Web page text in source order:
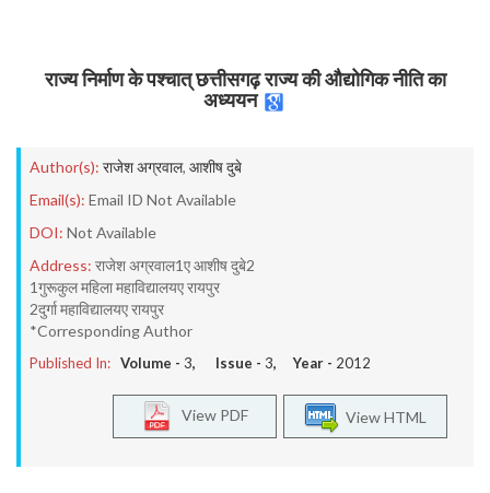
राज्य निर्माण के पश्चात् छत्तीसगढ़ राज्य की औद्योगिक नीति का
अध्ययन
Author(s): राजेश अग्रवाल, आशीष दुबे
Email(s): Email ID Not Available
DOI: Not Available
Address: राजेश अग्रवाल1ए आशीष दुबे2
1गुरूकुल महिला महाविद्यालयए रायपुर
2दुर्गा महाविद्यालयए रायपुर
*Corresponding Author
Published In: Volume - 3, Issue - 3, Year - 2012
View HTML
View PDF